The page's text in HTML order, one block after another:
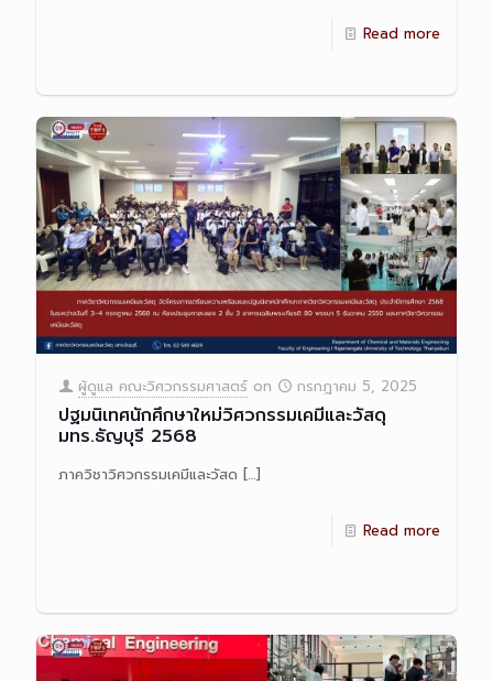
Read more
ผู้ดูแล คณะวิศวกรรมศาสตร์ on กรกฎาคม 5, 2025
ปฐมนิเทศนักศึกษาใหม่วิศวกรรมเคมีและวัสดุ
มทร.ธัญบุรี 2568
ภาควิชาวิศวกรรมเคมีและวัสด […]
Read more